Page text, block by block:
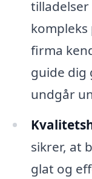
kompleks
firma
guide dig
undgår
sikrer, at
glat og